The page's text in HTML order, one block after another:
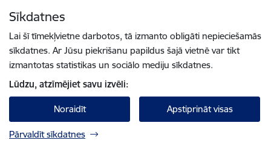
Sīkdatnes
Lai šī tīmekļvietne darbotos, tā izmanto obligāti nepieciešamās
sīkdatnes. Ar Jūsu piekrišanu papildus šajā vietnē var tikt
izmantotas statistikas un sociālo mediju sīkdatnes.
Lūdzu, atzīmējiet savu izvēli:
Noraidīt Apstiprināt visas
Pārvaldīt sīkdatnes